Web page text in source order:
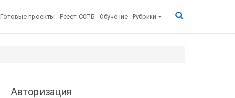
Готовые проекты Реест ССПБ Обучение Рубрики
Авторизация